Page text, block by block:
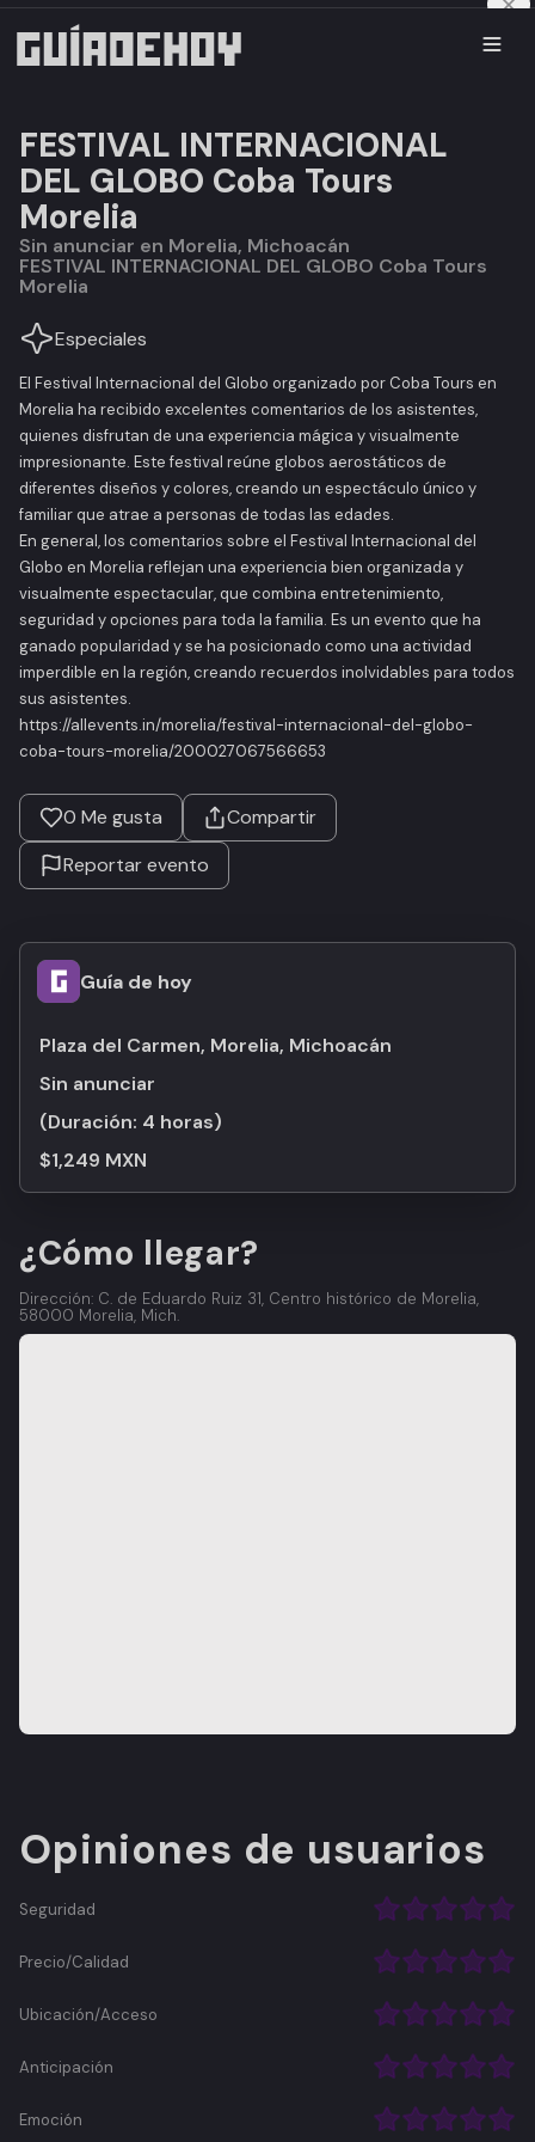
FESTIVAL INTERNACIONAL
DEL GLOBO Coba Tours
Morelia
Sin anunciar en Morelia, Michoacán
FESTIVAL INTERNACIONAL DEL GLOBO Coba Tours
Morelia
Especiales
El Festival Internacional del Globo organizado por Coba Tours en
Morelia ha recibido excelentes comentarios de los asistentes,
quienes disfrutan de una experiencia mágica y visualmente
impresionante. Este festival reúne globos aerostáticos de
diferentes diseños y colores, creando un espectáculo único y
familiar que atrae a personas de todas las edades.
En general, los comentarios sobre el Festival Internacional del
Globo en Morelia reflejan una experiencia bien organizada y
visualmente espectacular, que combina entretenimiento,
seguridad y opciones para toda la familia. Es un evento que ha
ganado popularidad y se ha posicionado como una actividad
imperdible en la región, creando recuerdos inolvidables para todos
sus asistentes.
https://allevents.in/morelia/festival-internacional-del-globo-
coba-tours-morelia/200027067566653
0 Me gusta
Compartir
Reportar evento
Guía de hoy
Plaza del Carmen, Morelia, Michoacán
Sin anunciar
(Duración: 4 horas)
$1,249 MXN
¿Cómo llegar?
Dirección: C. de Eduardo Ruiz 31, Centro histórico de Morelia,
58000 Morelia, Mich.
Opiniones de usuarios
Seguridad
Precio/Calidad
Ubicación/Acceso
Anticipación
Emoción